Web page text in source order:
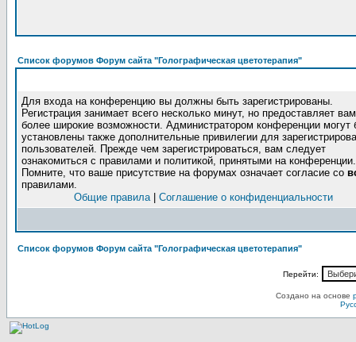
Список форумов Форум сайта "Голографическая цветотерапия"
Для входа на конференцию вы должны быть зарегистрированы.
Регистрация занимает всего несколько минут, но предоставляет вам
более широкие возможности. Администратором конференции могут
установлены также дополнительные привилегии для
пользователей. Прежде чем зарегистрироваться, вам следует
ознакомиться с правилами и политикой, принятыми на конференции.
Помните, что ваше присутствие на форумах означает согласие со
правилами.
Общие правила| Соглашение о конфиденциальности
Список форумов Форум сайта "Голографическая цветотерапия"
Перейти:
Создано на основе